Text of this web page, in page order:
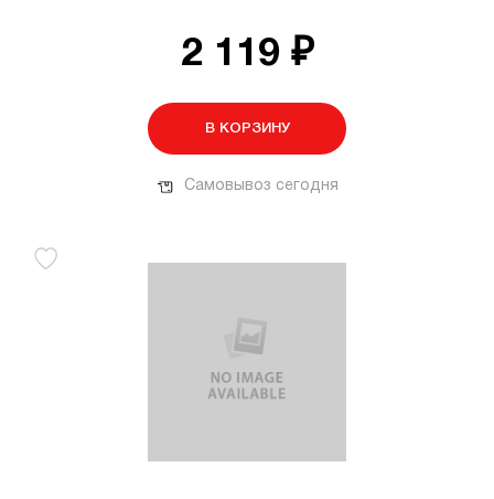
2 119 ₽
В КОРЗИНУ
Самовывоз сегодня